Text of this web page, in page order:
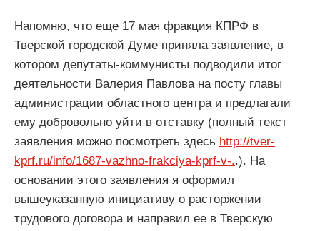
Напомню, что еще 17 мая фракция КПРФ в
Тверской городской Думе приняла заявление, в
котором депутаты-коммунисты подводили итог
деятельности Валерия Павлова на посту главы
администрации областного центра и предлагали
ему добровольно уйти в отставку (полный текст
заявления можно посмотреть здесь http://tver-
kprf.ru/info/1687-vazhno-frakciya-kprf-v-..). На
основании этого заявления я оформил
вышеуказанную инициативу о расторжении
трудового договора и направил ее в Тверскую